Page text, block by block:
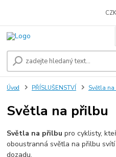
Úvod PŘÍSLUŠENSTVÍ Světla na
Světla na přilbu
Světla na přilbu pro cyklisty,
oboustranná světla na přilbu
dozadu.